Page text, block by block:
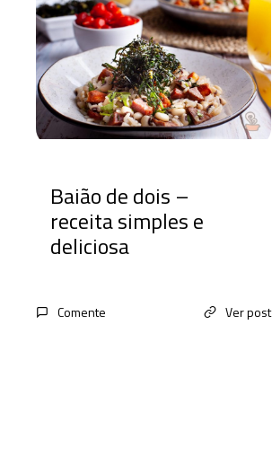
Baião de dois –
receita simples e
deliciosa
Comente Ver post